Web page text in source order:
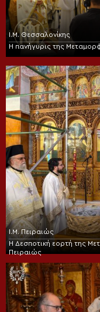
Ι.Μ. Θεσσαλονίκης
Η πανήγυρις της
Ι.Μ. Πειραιώς
Η Δεσποτική εορτή της
Πειραιώς